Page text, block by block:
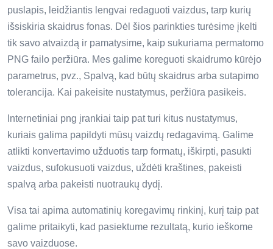
puslapis, leidžiantis lengvai redaguoti vaizdus, ​​tarp kurių
išsiskiria skaidrus fonas. Dėl šios parinkties turėsime įkelti
tik savo atvaizdą ir pamatysime, kaip sukuriama permatomo
PNG failo peržiūra. Mes galime koreguoti skaidrumo kūrėjo
parametrus, pvz., Spalvą, kad būtų skaidrus arba sutapimo
tolerancija. Kai pakeisite nustatymus, peržiūra pasikeis.
Internetiniai png įrankiai taip pat turi kitus nustatymus,
kuriais galima papildyti mūsų vaizdų redagavimą. Galime
atlikti konvertavimo užduotis tarp formatų, iškirpti, pasukti
vaizdus, ​​sufokusuoti vaizdus, ​​uždėti kraštines, pakeisti
spalvą arba pakeisti nuotraukų dydį.
Visa tai apima automatinių koregavimų rinkinį, kurį taip pat
galime pritaikyti, kad pasiektume rezultatą, kurio ieškome
savo vaizduose.